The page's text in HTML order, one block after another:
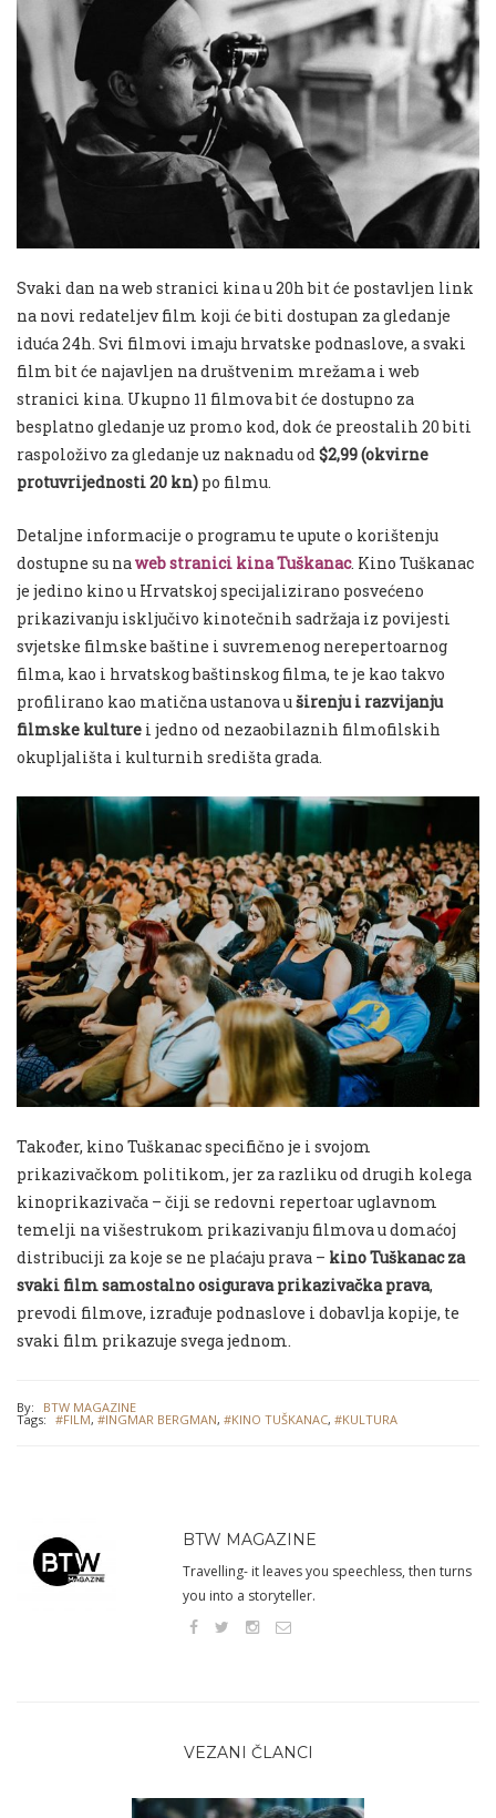
Svaki dan na web stranici kina u 20h bit će postavljen link
na novi redateljev film koji će biti dostupan za gledanje
iduća 24h. Svi filmovi imaju hrvatske podnaslove, a svaki
film bit će najavljen na društvenim mrežama i web
stranici kina. Ukupno 11 filmova bit će dostupno za
besplatno gledanje uz promo kod, dok će preostalih 20 biti
raspoloživo za gledanje uz naknadu od$2,99 (okvirne
protuvrijednosti 20 kn) po filmu.
Detaljne informacije o programu te upute o korištenju
dostupne su naweb stranici kina Tuškanac. Kino Tuškanac
je jedino kino u Hrvatskoj specijalizirano posvećeno
prikazivanju isključivo kinotečnih sadržaja iz povijesti
svjetske filmske baštine i suvremenog nerepertoarnog
filma, kao i hrvatskog baštinskog filma, te je kao takvo
profilirano kao matična ustanova uširenju i razvijanju
filmske kulture i jedno od nezaobilaznih filmofilskih
okupljališta i kulturnih središta grada.
Također, kino Tuškanac specifično je i svojom
prikazivačkom politikom, jer za razliku od drugih kolega
kinoprikazivača – čiji se redovni repertoar uglavnom
temelji na višestrukom prikazivanju filmova u domaćoj
distribuciji za koje se ne plaćaju prava – kino Tuškanac za
svaki film samostalno osigurava prikazivačka prava,
prevodi filmove, izrađuje podnaslove i dobavlja kopije, te
svaki film prikazuje svega jednom.
By: BTW MAGAZINE
Tags: #FILM, #INGMAR BERGMAN, #KINO TUŠKANAC, #KULTURA
BTW MAGAZINE
Travelling- it leaves you speechless, then turns
you into a storyteller.
VEZANI ČLANCI